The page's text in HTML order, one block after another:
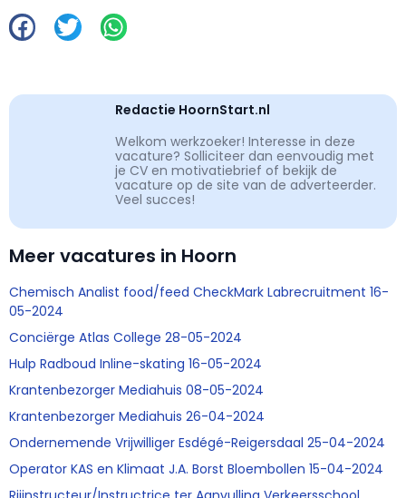
Redactie HoornStart.nl
Welkom werkzoeker! Interesse in deze
vacature? Solliciteer dan eenvoudig met
je CV en motivatiebrief of bekijk de
vacature op de site van de adverteerder.
Veel succes!
Meer vacatures in Hoorn
Chemisch Analist food/feed CheckMark Labrecruitment 16-
05-2024
Conciërge Atlas College 28-05-2024
Hulp Radboud Inline-skating 16-05-2024
Krantenbezorger Mediahuis 08-05-2024
Krantenbezorger Mediahuis 26-04-2024
Ondernemende Vrijwilliger Esdégé-Reigersdaal 25-04-2024
Operator KAS en Klimaat J.A. Borst Bloembollen 15-04-2024